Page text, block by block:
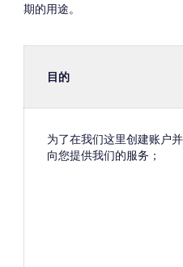
期的用途。
目的
为了在我们这里创建账户
向您提供我们的服务；